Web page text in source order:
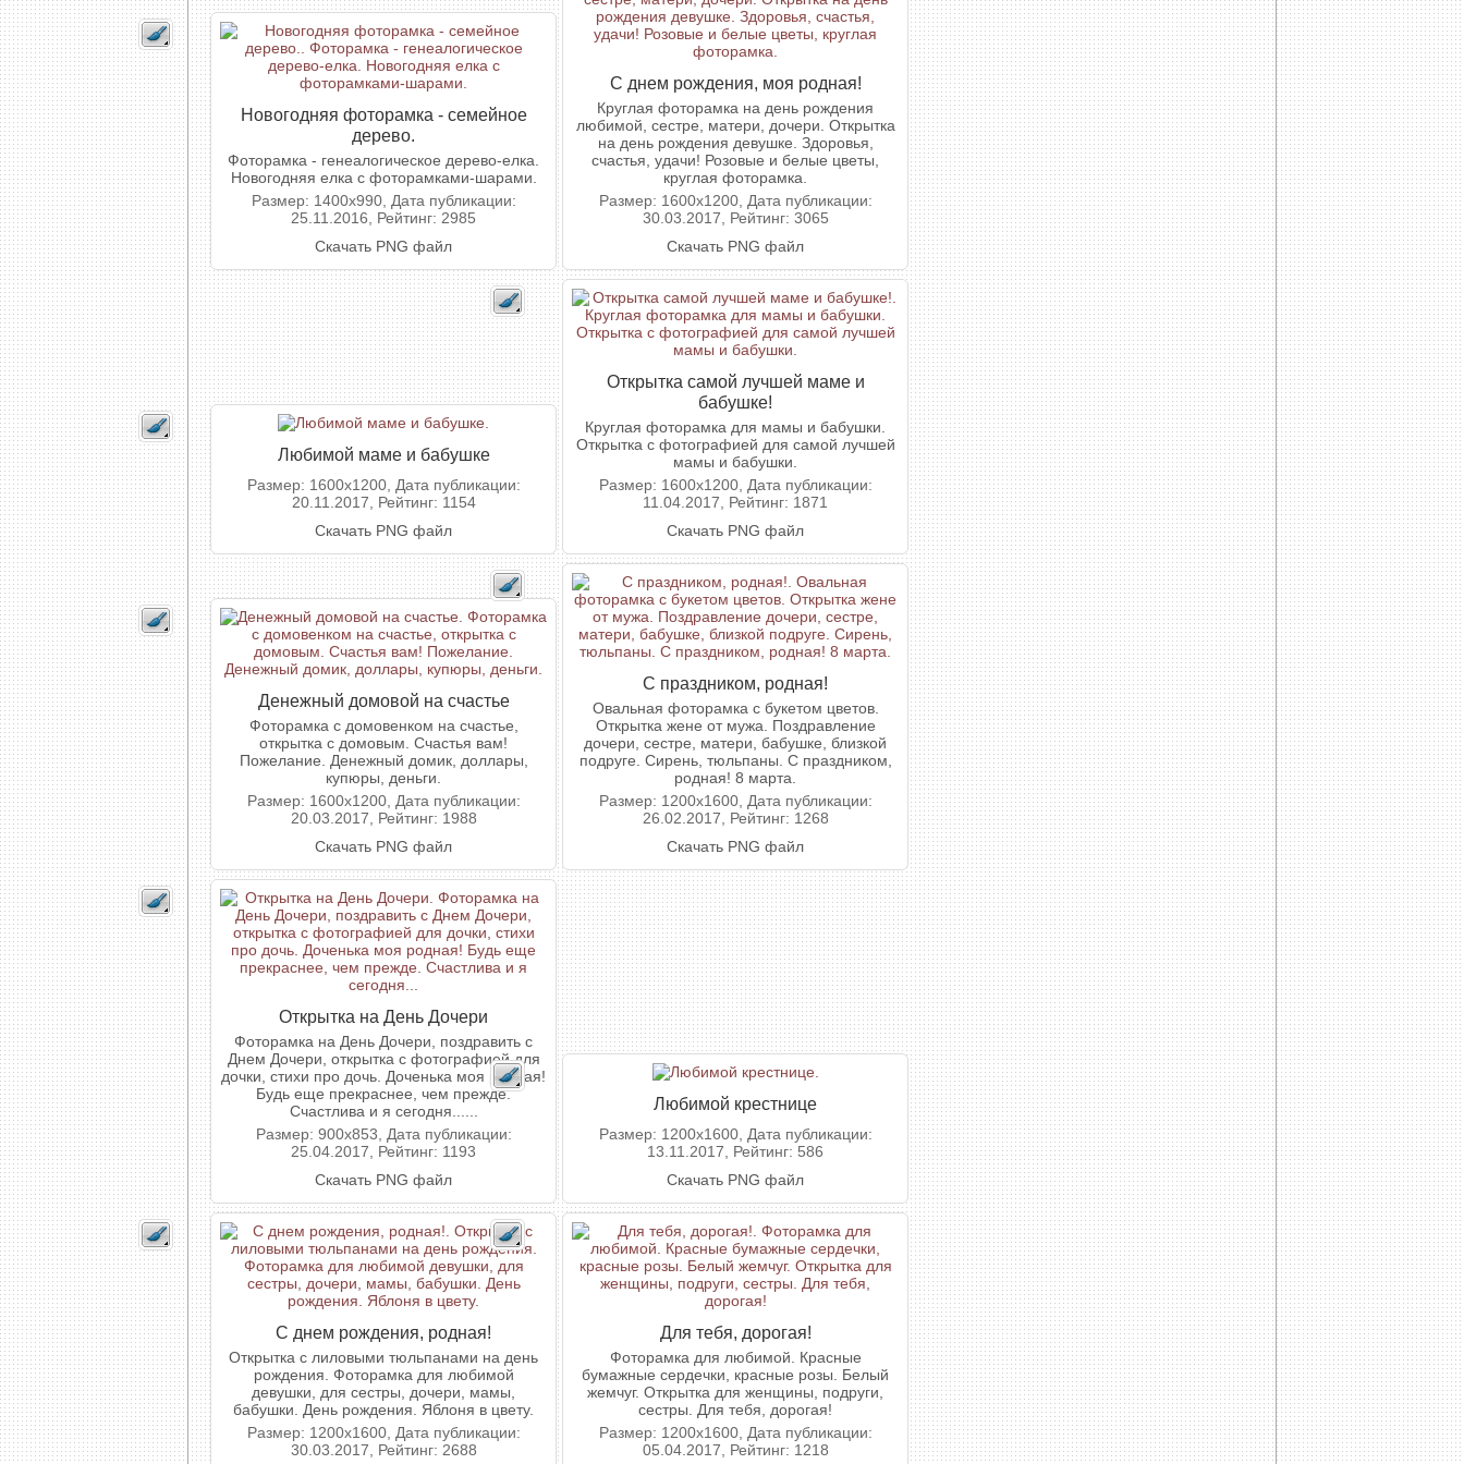
Новогодняя фоторамка - семейное
дерево.
Фоторамка - генеалогическое дерево-елка.
Новогодняя елка с фоторамками-шарами.
Размер: 1400x990, Дата публикации:
25.11.2016, Рейтинг: 2985
Скачать PNG файл
С днем рождения, моя родная!
Круглая фоторамка на день рождения
любимой, сестре, матери, дочери. Открытка
на день рождения девушке. Здоровья,
счастья, удачи! Розовые и белые цветы,
круглая фоторамка.
Размер: 1600x1200, Дата публикации:
30.03.2017, Рейтинг: 3065
Скачать PNG файл
Любимой маме и бабушке
Размер: 1600x1200, Дата публикации:
20.11.2017, Рейтинг: 1154
Скачать PNG файл
Открытка самой лучшей маме и
бабушке!
Круглая фоторамка для мамы и бабушки.
Открытка с фотографией для самой лучшей
мамы и бабушки.
Размер: 1600x1200, Дата публикации:
11.04.2017, Рейтинг: 1871
Скачать PNG файл
Денежный домовой на счастье
Фоторамка с домовенком на счастье,
открытка с домовым. Счастья вам!
Пожелание. Денежный домик, доллары,
купюры, деньги.
Размер: 1600x1200, Дата публикации:
20.03.2017, Рейтинг: 1988
Скачать PNG файл
С праздником, родная!
Овальная фоторамка с букетом цветов.
Открытка жене от мужа. Поздравление
дочери, сестре, матери, бабушке, близкой
подруге. Сирень, тюльпаны. С праздником,
родная! 8 марта.
Размер: 1200x1600, Дата публикации:
26.02.2017, Рейтинг: 1268
Скачать PNG файл
Открытка на День Дочери
Фоторамка на День Дочери, поздравить с
Днем Дочери, открытка с фотографией для
дочки, стихи про дочь. Доченька моя родная!
Будь еще прекраснее, чем прежде.
Счастлива и я сегодня......
Размер: 900x853, Дата публикации:
25.04.2017, Рейтинг: 1193
Скачать PNG файл
Любимой крестнице
Размер: 1200x1600, Дата публикации:
13.11.2017, Рейтинг: 586
Скачать PNG файл
С днем рождения, родная!
Открытка с лиловыми тюльпанами на день
рождения. Фоторамка для любимой
девушки, для сестры, дочери, мамы,
бабушки. День рождения. Яблоня в цвету.
Размер: 1200x1600, Дата публикации:
30.03.2017, Рейтинг: 2688
Для тебя, дорогая!
Фоторамка для любимой. Красные
бумажные сердечки, красные розы. Белый
жемчуг. Открытка для женщины, подруги,
сестры. Для тебя, дорогая!
Размер: 1200x1600, Дата публикации:
05.04.2017, Рейтинг: 1218